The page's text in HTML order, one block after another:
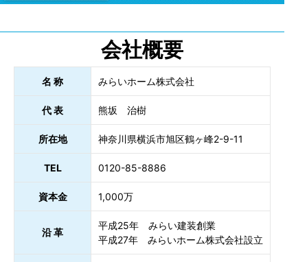
会社概要
名 称 みらいホーム株式会社
代 表 熊坂 治樹
所在地 神奈川県横浜市旭区鶴ヶ峰2-9-11
TEL 0120-85-8886
資本金 1,000万
沿 革
平成25年 みらい建装創業
平成27年 みらいホーム株式会社設立